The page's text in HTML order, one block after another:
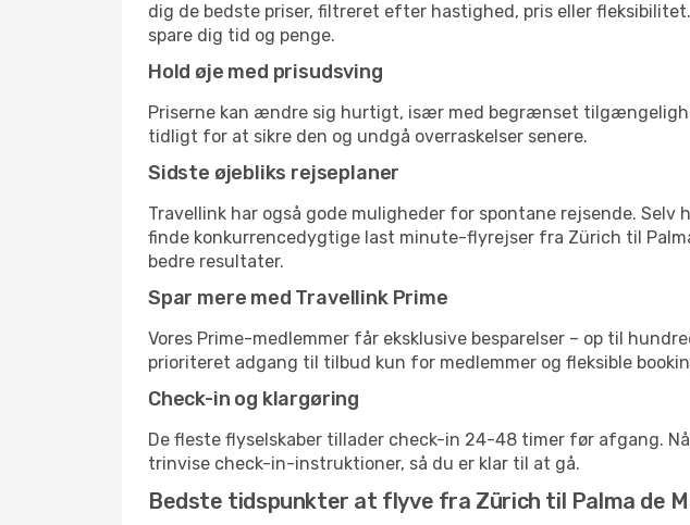
dig de bedste priser, filtreret efter hastighed, pris eller
spare dig tid og penge.
Hold øje med prisudsving
Priserne kan ændre sig hurtigt, især med begrænset
tidligt for at sikre den og undgå overraskelser senere.
Sidste øjebliks rejseplaner
Travellink har også gode muligheder for spontane rejsende.
finde konkurrencedygtige last minute-flyrejser fra Zürich til
bedre resultater.
Spar mere med Travellink Prime
Vores Prime-medlemmer får eksklusive besparelser – op til
prioriteret adgang til tilbud kun for medlemmer og fleksible
Check-in og klargøring
De fleste flyselskaber tillader check-in 24-48 timer før afgang.
trinvise check-in-instruktioner, så du er klar til at gå.
Bedste tidspunkter at flyve fra Zürich til Palma de